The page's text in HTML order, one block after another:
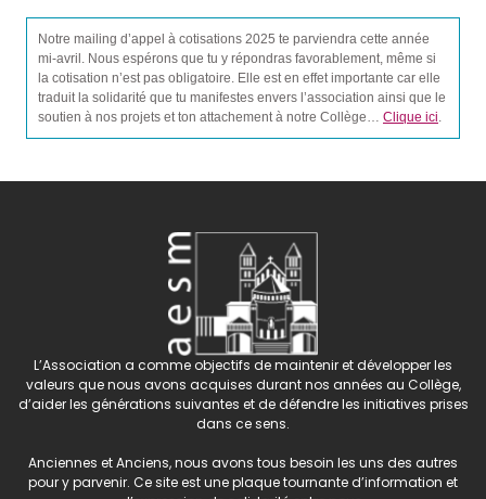
Notre mailing d’appel à cotisations 2025 te parviendra cette année
mi-avril. Nous espérons que tu y répondras favorablement, même si
la cotisation n’est pas obligatoire. Elle est en effet importante car elle
traduit la solidarité que tu manifestes envers l’association ainsi que le
soutien à nos projets et ton attachement à notre Collège… Clique ici.
L’Association a comme objectifs de maintenir et développer les
valeurs que nous avons acquises durant nos années au Collège,
d’aider les générations suivantes et de défendre les initiatives prises
dans ce sens.
Anciennes et Anciens, nous avons tous besoin les uns des autres
pour y parvenir. Ce site est une plaque tournante d’information et